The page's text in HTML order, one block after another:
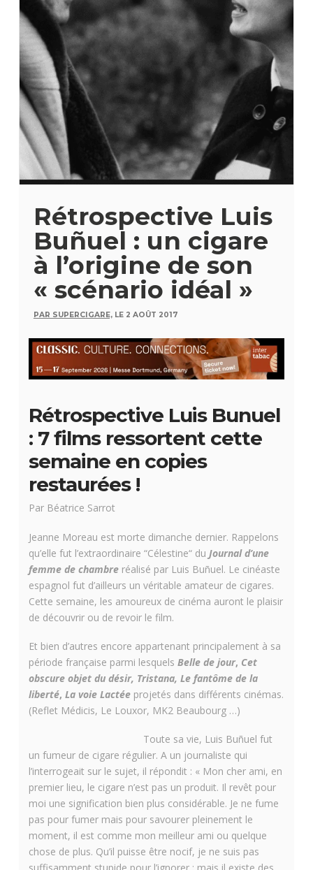
Rétrospective Luis
Buñuel : un cigare
à l’origine de son
« scénario idéal »
PAR SUPERCIGARE, LE 2 AOÛT 2017
Rétrospective Luis Bunuel
: 7 films ressortent cette
semaine en copies
restaurées !
Par Béatrice Sarrot
Jeanne Moreau est morte dimanche dernier. Rappelons
qu’elle fut l’extraordinaire “Célestine“ du Journal d’une
femme de chambre réalisé par Luis Buñuel. Le cinéaste
espagnol fut d’ailleurs un véritable amateur de cigares.
Cette semaine, les amoureux de cinéma auront le plaisir
de découvrir ou de revoir le film.
Et bien d’autres encore appartenant principalement à sa
période française parmi lesquels Belle de jour, Cet
obscure objet du désir, Tristana, Le fantôme de la
liberté, La voie Lactée projetés dans différents cinémas.
(Reflet Médicis, Le Louxor, MK2 Beaubourg …)
Toute sa vie, Luis Buñuel fut
un fumeur de cigare régulier. A un journaliste qui
l’interrogeait sur le sujet, il répondit : « Mon cher ami, en
premier lieu, le cigare n’est pas un produit. Il revêt pour
moi une signification bien plus considérable. Je ne fume
pas pour fumer mais pour savourer pleinement le
moment, il est comme mon meilleur ami ou quelque
chose de plus. Qu’il puisse être nocif, je ne suis pas